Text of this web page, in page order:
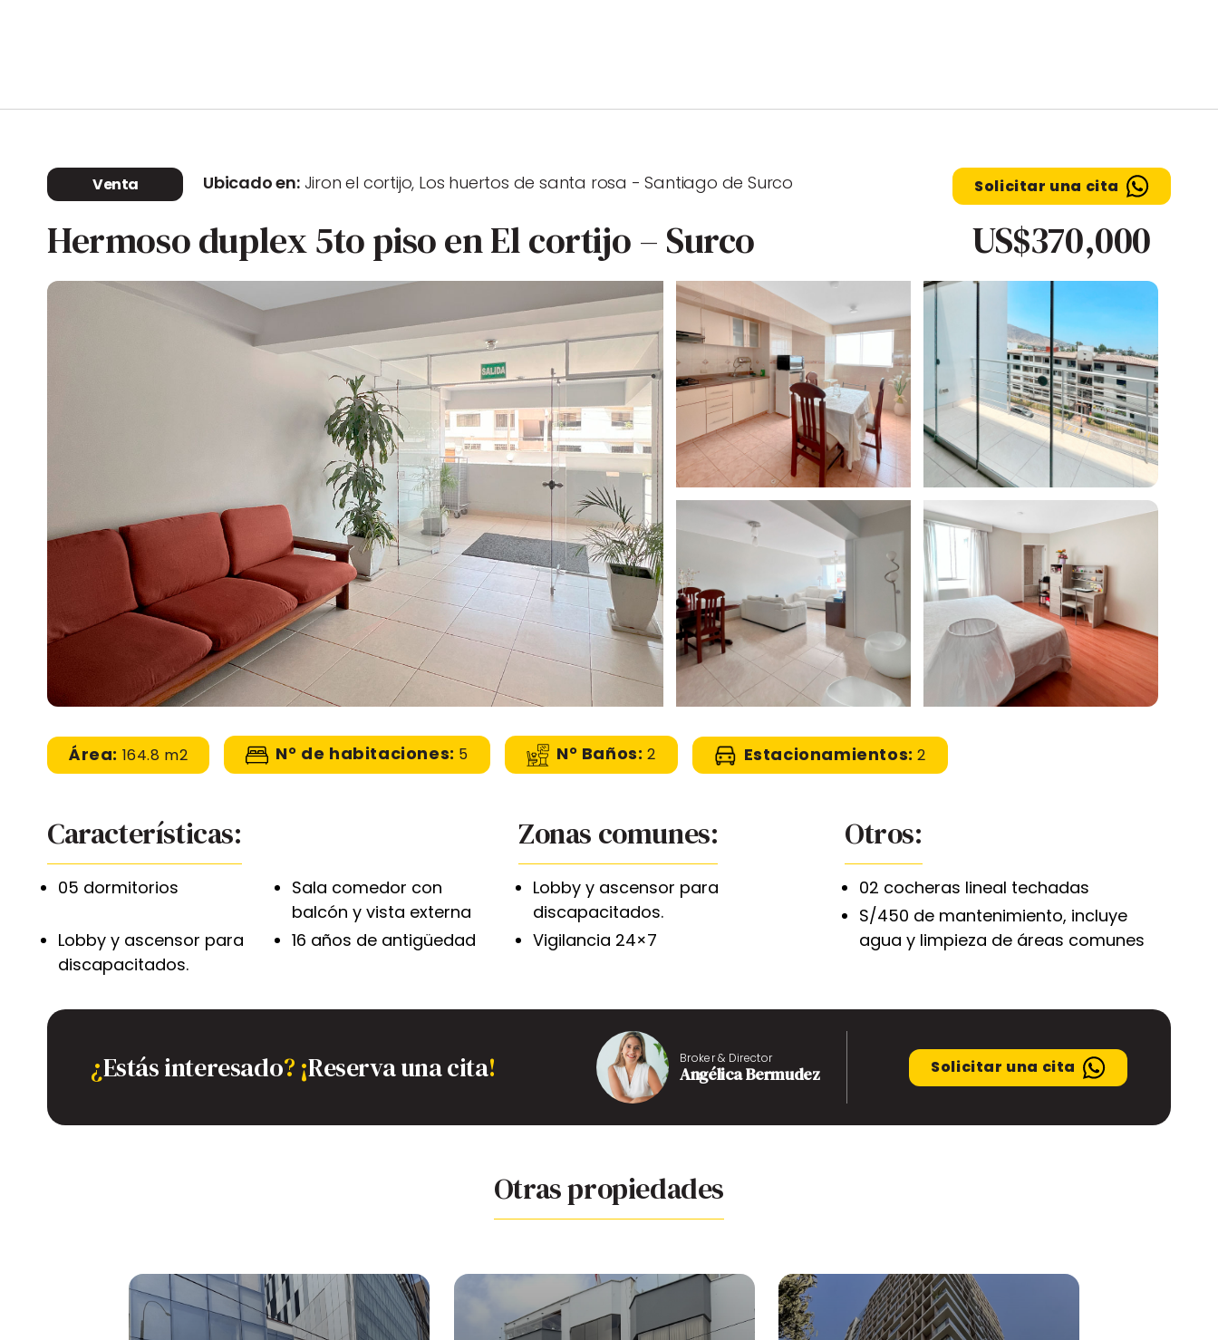
Venta Ubicado en:Jiron el cortijo, Los huertos de santa rosa - Santiago de Surco
Hermoso duplex 5to piso en El cortijo – Surco
Solicitar una cita
US$370,000
Área: 164.8 m2 N° de habitaciones: 5 N° Baños: 2 Estacionamientos: 2
Características:
05 dormitorios
Sala comedor con
balcón y vista externa
Lobby y ascensor para
discapacitados.
16 años de antigüedad
Zonas comunes:
Lobby y ascensor para
discapacitados.
Vigilancia 24×7
Otros:
02 cocheras lineal techadas
S/450 de mantenimiento, incluye
agua y limpieza de áreas comunes
¿Estás interesado? ¡Reserva una cita! Broker & Director
Angélica Bermudez Solicitar una cita
Otras propiedades